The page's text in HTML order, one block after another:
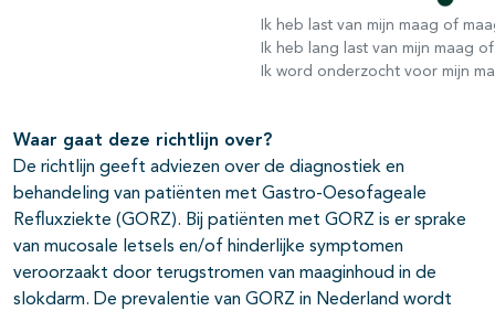
Ik heb last van mijn maag of
Ik heb lang last van mijn maag
Ik word onderzocht voor mijn
Waar gaat deze richtlijn over?
De richtlijn geeft adviezen over de diagnostiek en
behandeling van patiënten met Gastro-Oesofageale
Refluxziekte (GORZ). Bij patiënten met GORZ is er sprake
van mucosale letsels en/of hinderlijke symptomen
veroorzaakt door terugstromen van maaginhoud in de
slokdarm. De prevalentie van GORZ in Nederland wordt